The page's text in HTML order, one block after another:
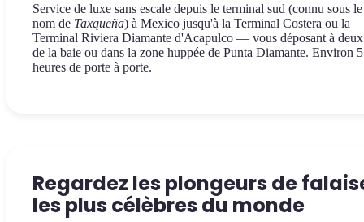
Service de luxe sans escale depuis le terminal sud (connu sous le
nom de Taxqueña) à Mexico jusqu'à la Terminal Costera ou la
Terminal Riviera Diamante d'Acapulco — vous déposant à deux
de la baie ou dans la zone huppée de Punta Diamante. Environ 5
heures de porte à porte.
Regardez les plongeurs de
les plus célèbres du monde